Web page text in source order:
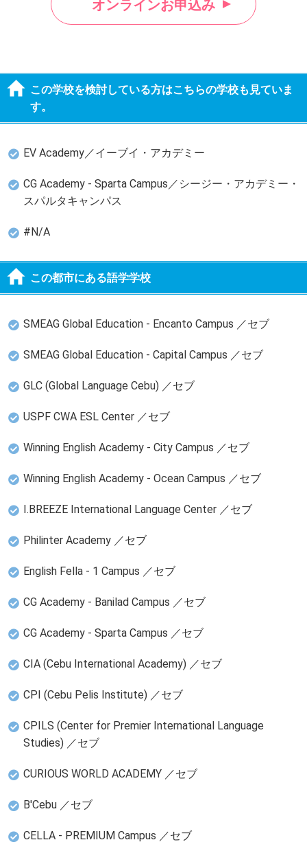
オンラインお申込み
この学校を検討している方はこちらの学校も見ていま
す。
EV Academy／イーブイ・アカデミー
CG Academy - Sparta Campus／シージー・アカデミー・
スパルタキャンパス
#N/A
この都市にある語学学校
SMEAG Global Education - Encanto Campus ／セブ
SMEAG Global Education - Capital Campus ／セブ
GLC (Global Language Cebu) ／セブ
USPF CWA ESL Center ／セブ
Winning English Academy - City Campus ／セブ
Winning English Academy - Ocean Campus ／セブ
I.BREEZE International Language Center ／セブ
Philinter Academy ／セブ
English Fella - 1 Campus ／セブ
CG Academy - Banilad Campus ／セブ
CG Academy - Sparta Campus ／セブ
CIA (Cebu International Academy) ／セブ
CPI (Cebu Pelis Institute) ／セブ
CPILS (Center for Premier International Language
Studies) ／セブ
CURIOUS WORLD ACADEMY ／セブ
B'Cebu ／セブ
CELLA - PREMIUM Campus ／セブ